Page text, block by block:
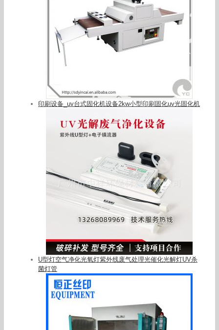
印刷设备_uv台式固化机设备2kw小型印刷固化uv光固化机
U型灯空气净化光氧灯紫外线废气处理光催化光解灯UV杀
菌灯管